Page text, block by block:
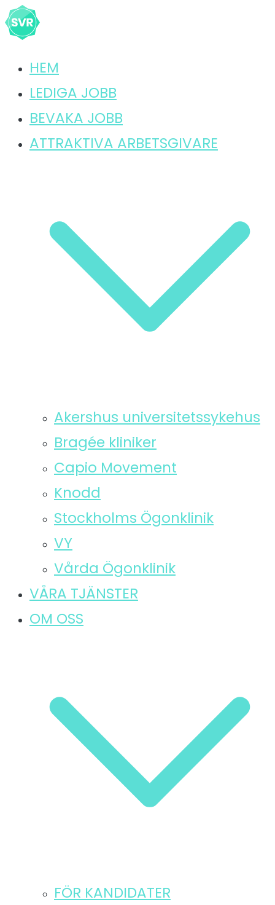
Hoppa
till
Sjukvårdsrekrytering
Hitta ditt lediga jobb inom sjukvård
HEM
LEDIGA JOBB
BEVAKA JOBB
ATTRAKTIVA ARBETSGIVARE
Akershus universitetssykehus
Bragée kliniker
Capio Movement
Knodd
Stockholms Ögonklinik
VY
Vårda Ögonklinik
VÅRA TJÄNSTER
OM OSS
FÖR KANDIDATER